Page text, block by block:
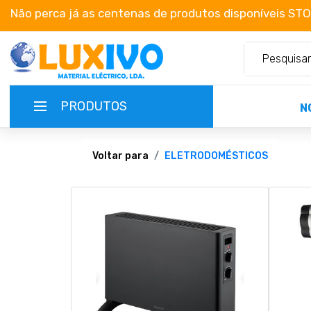
Não perca já as centenas de produtos disponíveis
PRODUTOS
TERMOS E CONDIÇÕES
Voltar para ELETRODOMÉSTICOS